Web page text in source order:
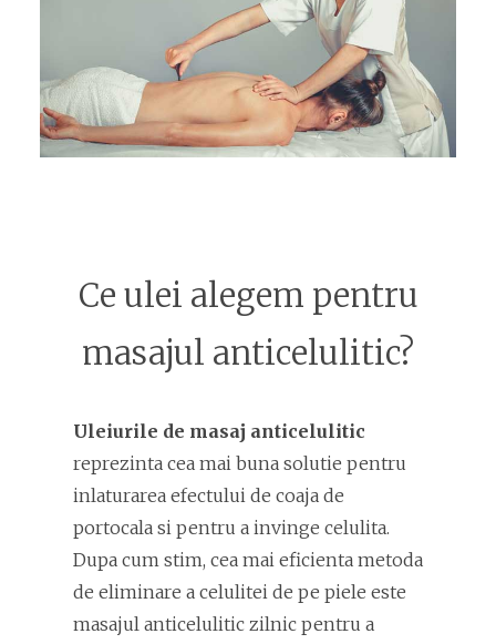
Ce ulei alegem pentru
masajul anticelulitic?
Uleiurile de masaj anticelulitic
reprezinta cea mai buna solutie pentru
inlaturarea efectului de coaja de
portocala si pentru a invinge celulita.
Dupa cum stim, cea mai eficienta metoda
de eliminare a celulitei de pe piele este
masajul anticelulitic zilnic pentru a